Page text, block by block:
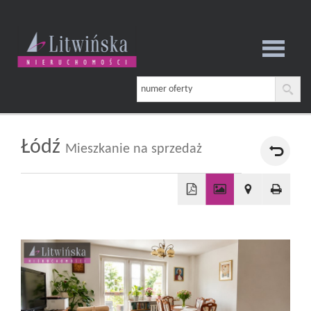
Strona
główna
O
firmie
Łódź Mieszkanie na sprzedaż
−